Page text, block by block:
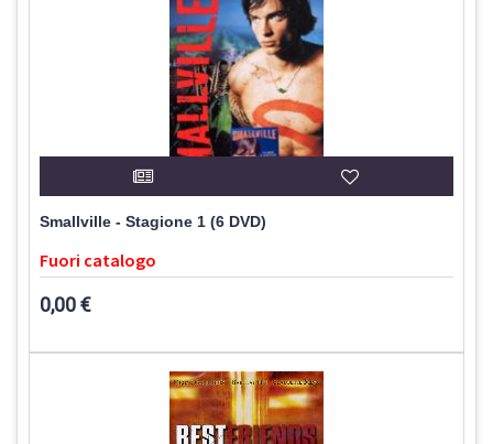
Smallville - Stagione 1 (6 DVD)
Fuori catalogo
0,00 €